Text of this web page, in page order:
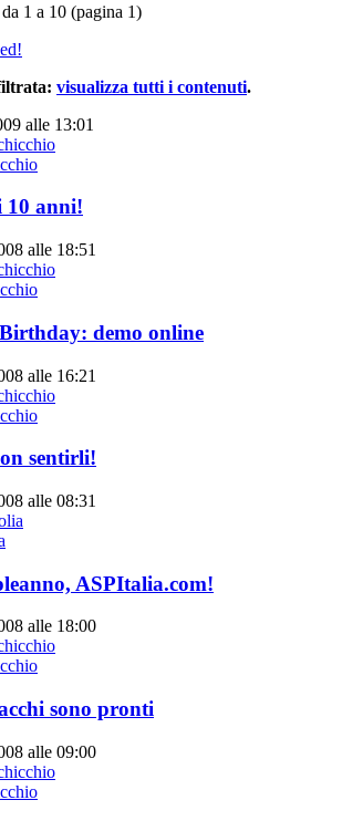
1 a 10 (pagina 1)
visualizza tutti i contenuti.
alle 13:01
10 anni!
alle 18:51
demo online
alle 16:21
sentirli!
alle 08:31
ASPItalia.com!
alle 18:00
sono pronti
alle 09:00